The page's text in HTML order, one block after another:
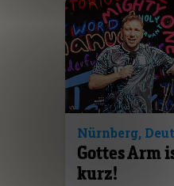
Nürnberg,
Gottes Arm
kurz!